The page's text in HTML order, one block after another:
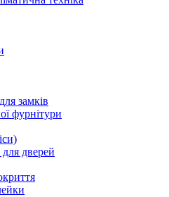
замків
фурнітури
дверей